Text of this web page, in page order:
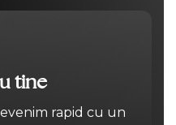
tine
rapid cu un